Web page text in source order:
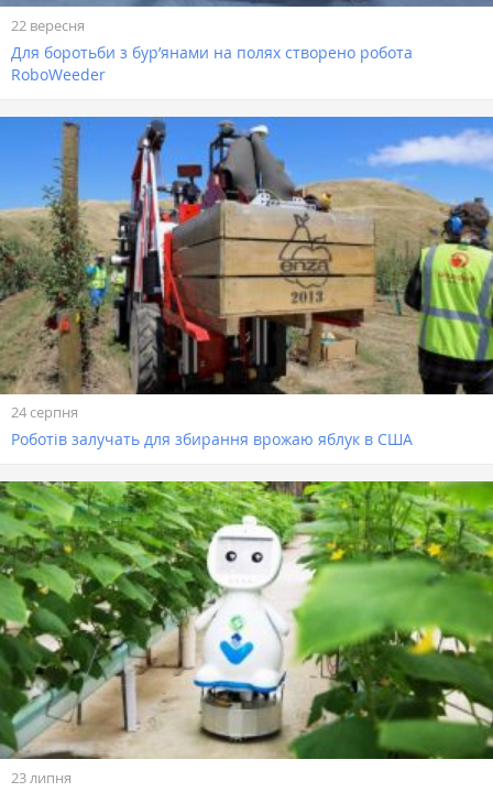
22 вересня
Для боротьби з бур’янами на полях створено робота
RoboWeeder
24 серпня
Роботів залучать для збирання врожаю яблук в США
23 липня